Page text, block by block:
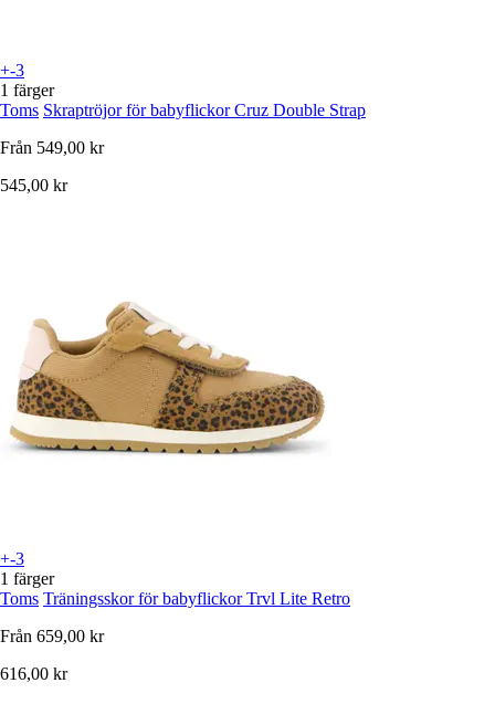
+-3
1 färger
Toms Skraptröjor för babyflickor Cruz Double Strap
Från 549,00 kr
545,00 kr
+-3
1 färger
Toms Träningsskor för babyflickor Trvl Lite Retro
Från 659,00 kr
616,00 kr